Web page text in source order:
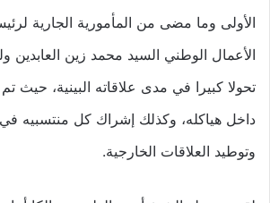
الأولى وما مضى من المأمورية الجارية
الأعمال الوطني السيد محمد زين العابدين
تحولا كبيرا في مدى علاقاته البينية، حيث
داخل هياكله، وكذلك إشراك كل منتسبيه في
وتوطيد العلاقات الخارجية.